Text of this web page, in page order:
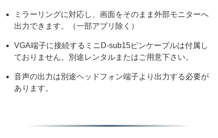
ミラーリングに対応し、画面をそのまま外部モニターへ
出力できます。（一部アプリ除く）
VGA端子に接続するミニD-sub15ピンケーブルは付属し
ておりません。別途レンタルまたはご用意下さい。
音声の出力は別途ヘッドフォン端子より出力する必要が
あります。